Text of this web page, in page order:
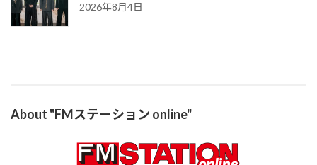
2026年8月4日
About "FMステーション online"